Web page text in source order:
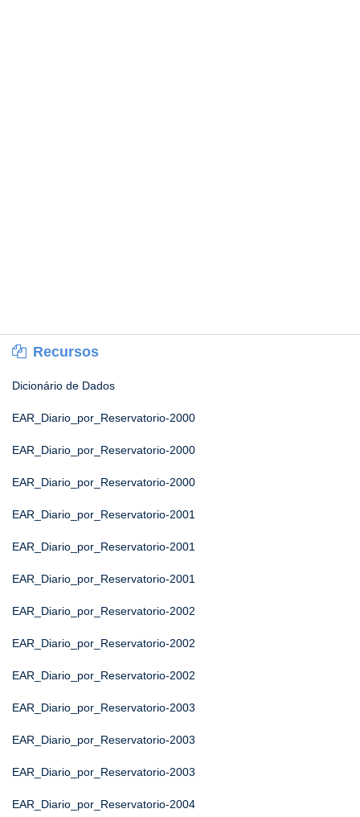
Recursos
Dicionário de Dados
EAR_Diario_por_Reservatorio-2000
EAR_Diario_por_Reservatorio-2000
EAR_Diario_por_Reservatorio-2000
EAR_Diario_por_Reservatorio-2001
EAR_Diario_por_Reservatorio-2001
EAR_Diario_por_Reservatorio-2001
EAR_Diario_por_Reservatorio-2002
EAR_Diario_por_Reservatorio-2002
EAR_Diario_por_Reservatorio-2002
EAR_Diario_por_Reservatorio-2003
EAR_Diario_por_Reservatorio-2003
EAR_Diario_por_Reservatorio-2003
EAR_Diario_por_Reservatorio-2004